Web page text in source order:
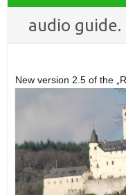
audio
New version 2.5 of the